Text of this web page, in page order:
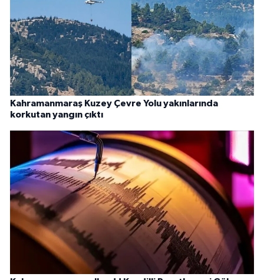
Kahramanmaraş Kuzey Çevre Yolu yakınlarında
korkutan yangın çıktı